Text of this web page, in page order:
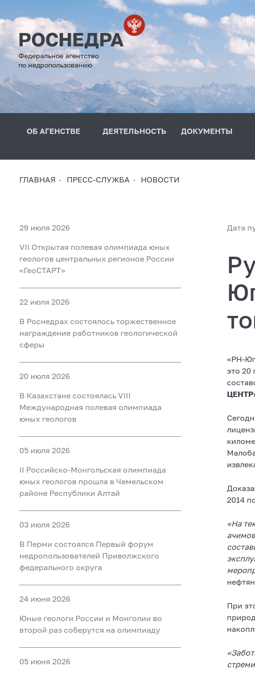
Федеральное агентство
по недропользованию
ОБ АГЕНСТВЕ ДЕЯТЕЛЬНОСТЬ ДОКУМЕНТЫ
ГЛАВНАЯ ПРЕСС-СЛУЖБА НОВОСТИ
29 июля 2026
VII Открытая полевая олимпиада юных
геологов центральных регионов России
«ГеоСТАРТ»
22 июля 2026
В Роснедрах состоялось торжественное
награждение работников геологической
сферы
20 июля 2026
В Казахстане состоялась VIII
Международная полевая олимпиада
юных геологов
05 июля 2026
II Российско‑Монгольская олимпиада
юных геологов прошла в Чемельском
районе Республики Алтай
03 июля 2026
В Перми состоялся Первый форум
недропользователей Приволжского
федерального округа
24 июня 2026
Юные геологи России и Монголии во
второй раз соберутся на олимпиаду
05 июня 2026
Дата
«РН-
это 20
2014
«На
При